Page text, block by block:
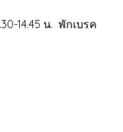
14.45 น. พักเบรค